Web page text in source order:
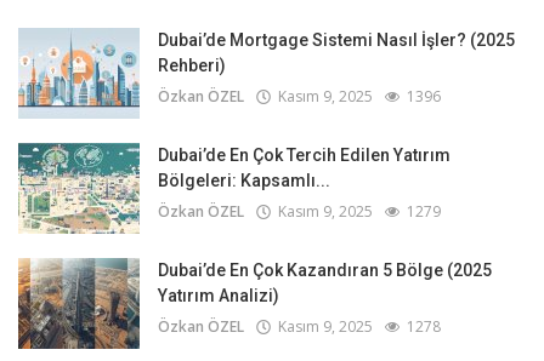
Dubai’de Mortgage Sistemi Nasıl İşler? (2025
Rehberi)
Özkan ÖZEL Kasım 9, 2025 1396
Dubai’de En Çok Tercih Edilen Yatırım
Bölgeleri: Kapsamlı...
Özkan ÖZEL Kasım 9, 2025 1279
Dubai’de En Çok Kazandıran 5 Bölge (2025
Yatırım Analizi)
Özkan ÖZEL Kasım 9, 2025 1278